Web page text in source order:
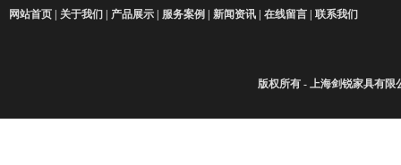
网站首页 | 关于我们 | 产品展示 | 服务案例 | 新闻资讯 | 在线留言 | 联系我们
版权所有 - 上海剑锐家具有限